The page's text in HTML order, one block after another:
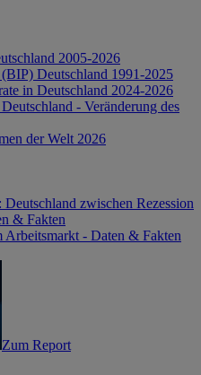
2005-2026
Deutschland 1991-2025
in Deutschland 2024-2026
- Veränderung des
der Welt 2026
zwischen Rezession
& Fakten
Arbeitsmarkt - Daten & Fakten
Zum Report